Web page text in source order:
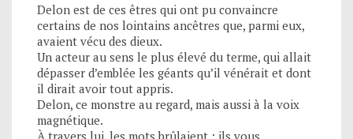
Delon est de ces êtres qui ont pu convaincre
certains de nos lointains ancêtres que, parmi eux,
avaient vécu des dieux.
Un acteur au sens le plus élevé du terme, qui allait
dépasser d’emblée les géants qu’il vénérait et dont
il dirait avoir tout appris.
Delon, ce monstre au regard, mais aussi à la voix
magnétique.
À travers lui, les mots brûlaient ; ils vous